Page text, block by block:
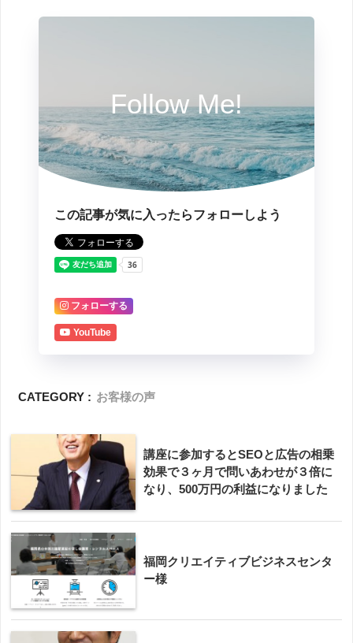
Follow Me!
この記事が気に入ったらフォローしよう
フォローする
YouTube
CATEGORY : お客様の声
講座に参加するとSEOと広告の相乗
効果で３ヶ月で問いあわせが３倍に
なり、500万円の利益になりました
福岡クリエイティブビジネスセンタ
ー様